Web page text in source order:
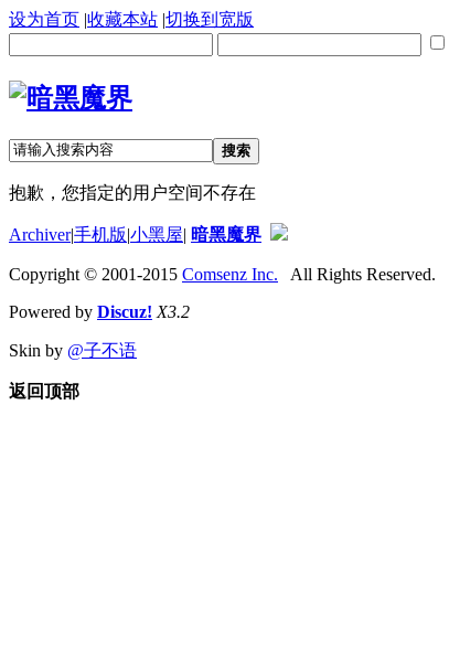
设为首页 |收藏本站 |切换到宽版
搜索
抱歉，您指定的用户空间不存在
Archiver|手机版|小黑屋| 暗黑魔界
Copyright © 2001-2015 Comsenz Inc. All Rights Reserved.
Powered by Discuz! X3.2
Skin by @子不语
返回顶部